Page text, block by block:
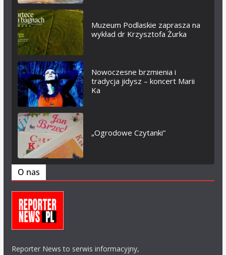
Muzeum Podlaskie zaprasza na
wykład dr Krzysztofa Żurka
Nowoczesne brzmienia i
tradycja jidysz – koncert Marii
Ka
„Ogrodowe Czytanki”
O nas
Reporter News to serwis informacyjny,